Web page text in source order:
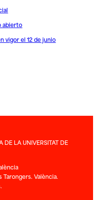
abierto
vigor el 12 de junio
DE LA UNIVERSITAT DE
València.